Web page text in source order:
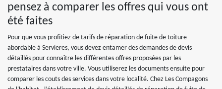
pensez à comparer les offres qui vous ont
été faites
Pour que vous profitiez de tarifs de réparation de fuite de toiture
abordable à Servieres, vous devez entamer des demandes de devis
détaillés pour connaître les différentes offres proposées par les
prestataires dans votre ville. Vous utiliserez les documents ensuite pour
comparer les couts des services dans votre localité. Chez Les Compagons